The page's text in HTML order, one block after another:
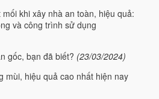
khi xây nhà an toàn, hiệu quả:
và công trình sử dụng
gốc, bạn đã biết? (23/03/2024)
mùi, hiệu quả cao nhất hiện nay